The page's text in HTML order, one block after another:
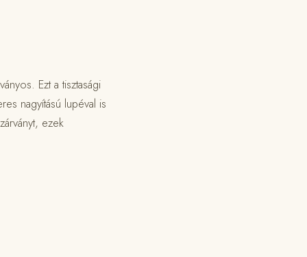
Ezt a tisztasági
nagyítású lupéval is
ezek